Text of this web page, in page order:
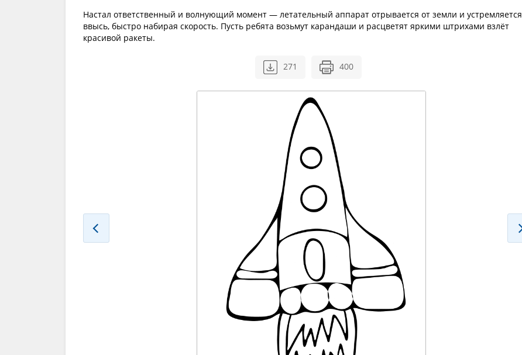
Настал ответственный и волнующий момент — летательный аппарат отрывается от земли и устремляется
ввысь, быстро набирая скорость. Пусть ребята возьмут карандаши и расцветят яркими штрихами взлёт
красивой ракеты.
271 400